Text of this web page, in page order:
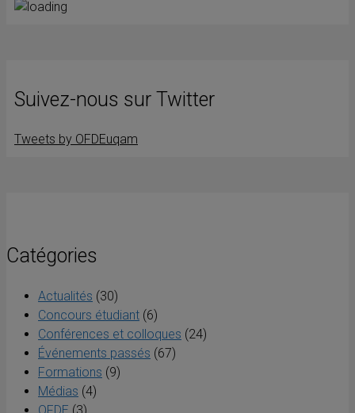
Suivez-nous sur Twitter
Tweets by OFDEuqam
Catégories
Actualités (30)
Concours étudiant (6)
Conférences et colloques (24)
Événements passés (67)
Formations (9)
Médias (4)